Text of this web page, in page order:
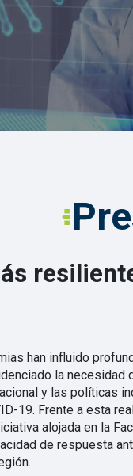
han influido
la
y las políticas
19. Frente a esta
alojada en la
de respuesta